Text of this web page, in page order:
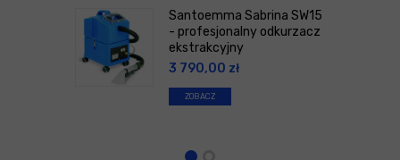
Santoemma Sabrina SW15
- profesjonalny odkurzacz
ekstrakcyjny
3 790,00 zł
ZOBACZ